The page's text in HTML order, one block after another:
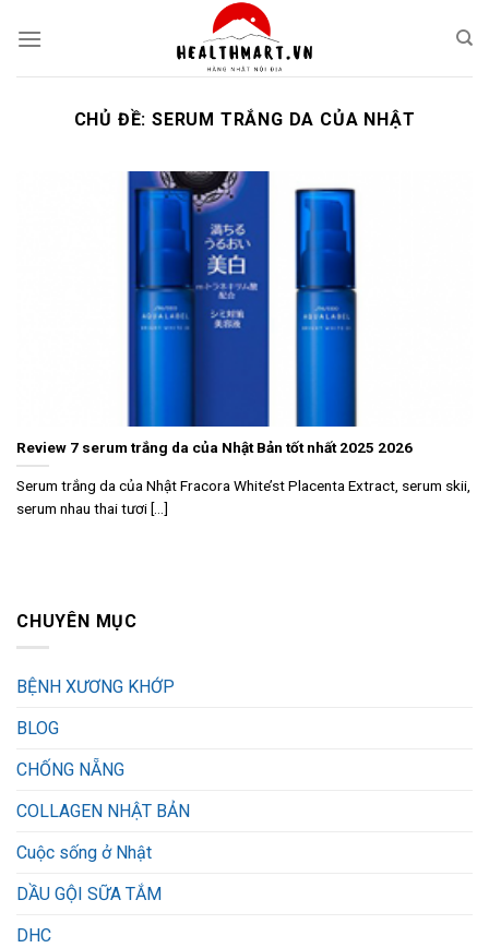
CHỦ ĐỀ: SERUM TRẮNG DA CỦA NHẬT
Review 7 serum trắng da của Nhật Bản tốt nhất 2025 2026
Serum trắng da của Nhật Fracora White’st Placenta Extract, serum skii,
serum nhau thai tươi [...]
CHUYÊN MỤC
BỆNH XƯƠNG KHỚP
BLOG
CHỐNG NẴNG
COLLAGEN NHẬT BẢN
Cuộc sống ở Nhật
DẦU GỘI SỮA TẮM
DHC